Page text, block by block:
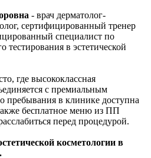
- врач дерматолог-
сертифицированный тренер
специалист по
тестирования в эстетической
где высококлассная
с премиальным
пребывания в клинике доступна
бесплатное меню из ПП
перед процедурой.
косметологии в